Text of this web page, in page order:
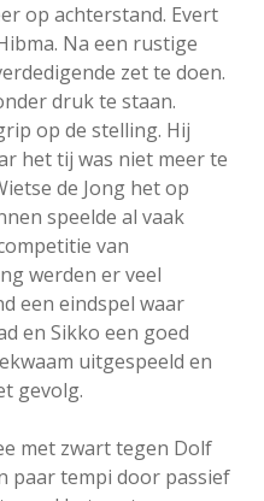
op achterstand. Evert
Na een rustige
zet te doen.
druk te staan.
op de stelling. Hij
het tij was niet meer te
de Jong het op
speelde al vaak
van
werden er veel
een eindspel waar
en Sikko een goed
uitgespeeld en
gevolg.
met zwart tegen Dolf
paar tempi door passief